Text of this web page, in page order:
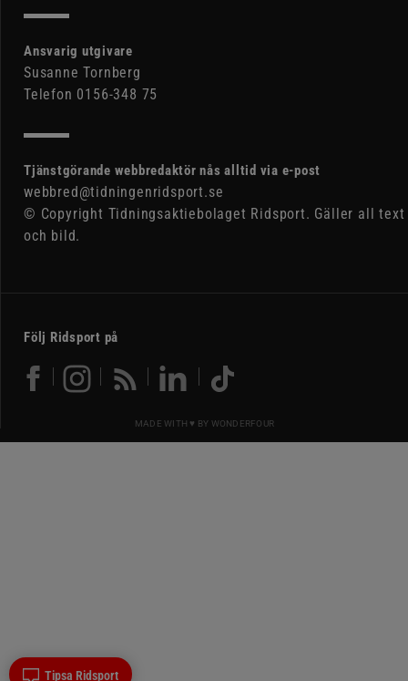
Tipsa Ridsport
Ansvarig utgivare
Susanne Tornberg
Telefon 0156-348 75
Tjänstgörande webbredaktör nås alltid via e-post
webbred@tidningenridsport.se
© Copyright Tidningsaktiebolaget Ridsport. Gäller all text
och bild.
Följ Ridsport på
MADE WITH ♥ BY WONDERFOUR